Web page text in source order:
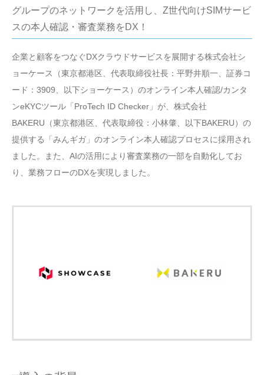
グループのネットワークを活用し、Z世代向けSIMサービ
スの本人確認・審査業務をDX！
企業と顧客をつなぐDXクラウドサービスを展開する株式会社シ
ョーケース（東京都港区、代表取締役社長：平野井順一、証券コ
ード：3909、以下ショーケース）のオンライン本人確認/カンタ
ンeKYCツール「ProTech ID Checker」が、株式会社
BAKERU（東京都港区、代表取締役：小林肇、以下BAKERU）の
提供する「みんギガ」のオンライン本人確認プロセスに採用され
ました。また、AIの活用により審査業務の一部を自動化してお
り、業務フローのDXを実現しました。